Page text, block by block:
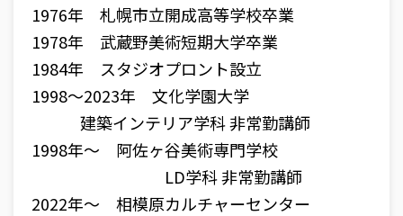
1976年 札幌市立開成高等学校卒業
1978年 武蔵野美術短期大学卒業
1984年 スタジオプロント設立
1998〜2023年 文化学園大学
建築インテリア学科 非常勤講師
1998年〜 阿佐ヶ谷美術専門学校
LD学科 非常勤講師
2022年〜 相模原カルチャーセンター